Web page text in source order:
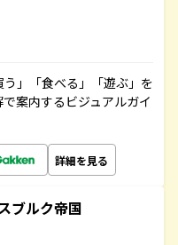
」「食べる」「遊ぶ」を
案内するビジュアルガイ
詳細を見る
ブルク帝国